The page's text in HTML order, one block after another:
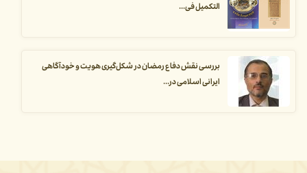
التکمیل فی...
بررسی نقش دفاع رمضان در شکل‌گیری هویت و خودآگاهی
ایرانی اسلامی در...